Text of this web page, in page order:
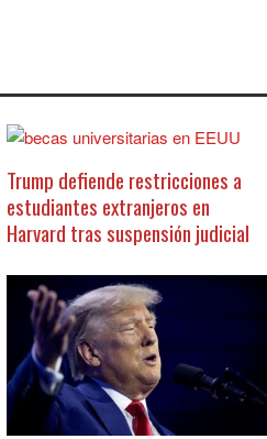
Trump defiende restricciones a
estudiantes extranjeros en
Harvard tras suspensión judicial